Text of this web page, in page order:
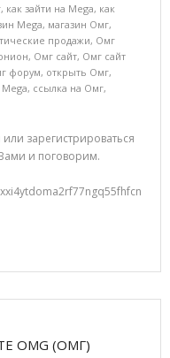
, как зайти на Mega, как
Mega, магазин Омг,
продажи, Омг
, Омг сайт, Омг сайт
форум, открыть Омг,
, ссылка на Омг,
зарегистрироваться
и поговорим.
OMG (ОМГ)